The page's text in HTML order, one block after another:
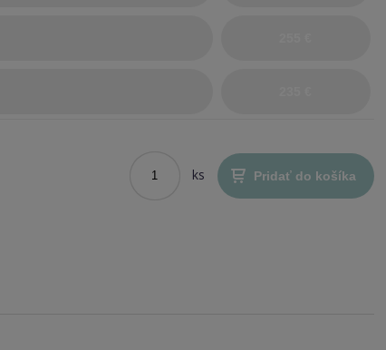
ks Pridať do košíka